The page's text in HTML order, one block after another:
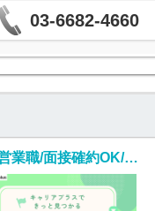
03-6682-4660
営業(営業職/面接確約OK/第二新卒/未経験者歓迎)